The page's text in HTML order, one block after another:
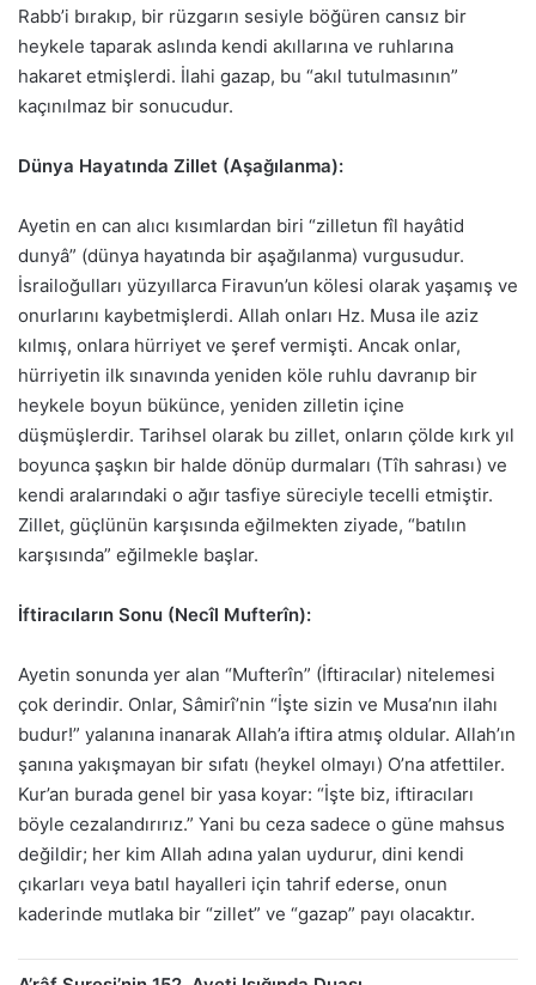
Rabb’i bırakıp, bir rüzgarın sesiyle böğüren cansız bir
heykele taparak aslında kendi akıllarına ve ruhlarına
hakaret etmişlerdi. İlahi gazap, bu “akıl tutulmasının”
kaçınılmaz bir sonucudur.
Dünya Hayatında Zillet (Aşağılanma):
Ayetin en can alıcı kısımlardan biri “zilletun fîl hayâtid
dunyâ” (dünya hayatında bir aşağılanma) vurgusudur.
İsrailoğulları yüzyıllarca Firavun’un kölesi olarak yaşamış ve
onurlarını kaybetmişlerdi. Allah onları Hz. Musa ile aziz
kılmış, onlara hürriyet ve şeref vermişti. Ancak onlar,
hürriyetin ilk sınavında yeniden köle ruhlu davranıp bir
heykele boyun bükünce, yeniden zilletin içine
düşmüşlerdir. Tarihsel olarak bu zillet, onların çölde kırk yıl
boyunca şaşkın bir halde dönüp durmaları (Tîh sahrası) ve
kendi aralarındaki o ağır tasfiye süreciyle tecelli etmiştir.
Zillet, güçlünün karşısında eğilmekten ziyade, “batılın
karşısında” eğilmekle başlar.
İftiracıların Sonu (Necîl Mufterîn):
Ayetin sonunda yer alan “Mufterîn” (İftiracılar) nitelemesi
çok derindir. Onlar, Sâmirî’nin “İşte sizin ve Musa’nın ilahı
budur!” yalanına inanarak Allah’a iftira atmış oldular. Allah’ın
şanına yakışmayan bir sıfatı (heykel olmayı) O’na atfettiler.
Kur’an burada genel bir yasa koyar: “İşte biz, iftiracıları
böyle cezalandırırız.” Yani bu ceza sadece o güne mahsus
değildir; her kim Allah adına yalan uydurur, dini kendi
çıkarları veya batıl hayalleri için tahrif ederse, onun
kaderinde mutlaka bir “zillet” ve “gazap” payı olacaktır.